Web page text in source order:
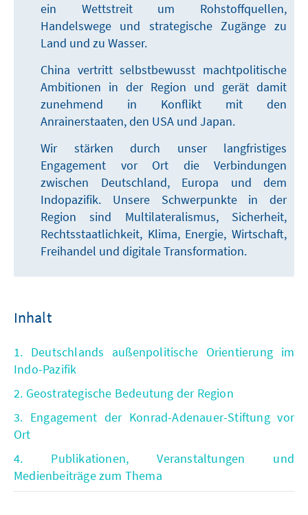
ein Wettstreit um Rohstoffquellen,
Handelswege und strategische Zugänge zu
Land und zu Wasser.
China vertritt selbstbewusst machtpolitische
Ambitionen in der Region und gerät damit
zunehmend in Konflikt mit den
Anrainerstaaten, den USA und Japan.
Wir stärken durch unser langfristiges
Engagement vor Ort die Verbindungen
zwischen Deutschland, Europa und dem
Indopazifik. Unsere Schwerpunkte in der
Region sind Multilateralismus, Sicherheit,
Rechtsstaatlichkeit, Klima, Energie, Wirtschaft,
Freihandel und digitale Transformation.
Inhalt
1. Deutschlands außenpolitische Orientierung im
Indo-Pazifik
2. Geostrategische Bedeutung der Region
3. Engagement der Konrad-Adenauer-Stiftung vor
Ort
4. Publikationen, Veranstaltungen und
Medienbeiträge zum Thema